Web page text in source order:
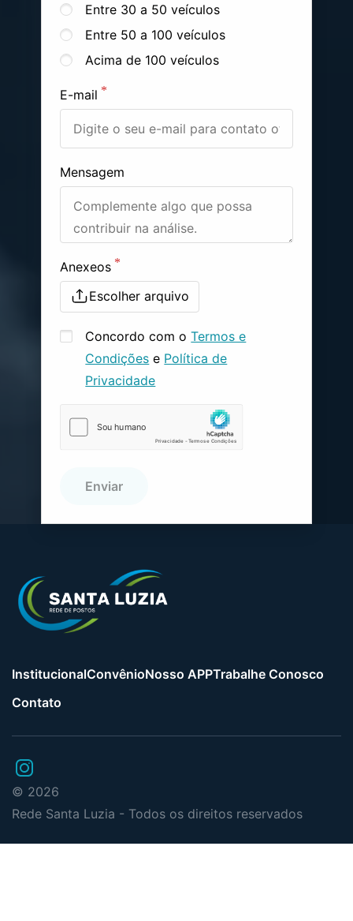
Entre 30 a 50 veículos
Entre 50 a 100 veículos
Acima de 100 veículos
E-mail
Mensagem
Anexeos
Escolher arquivo
Concordo com oTermos e
Condições e Política de
Privacidade
Enviar
InstitucionalConvênioNosso APPTrabalhe Conosco
Contato
© 2026
Rede Santa Luzia - Todos os direitos reservados